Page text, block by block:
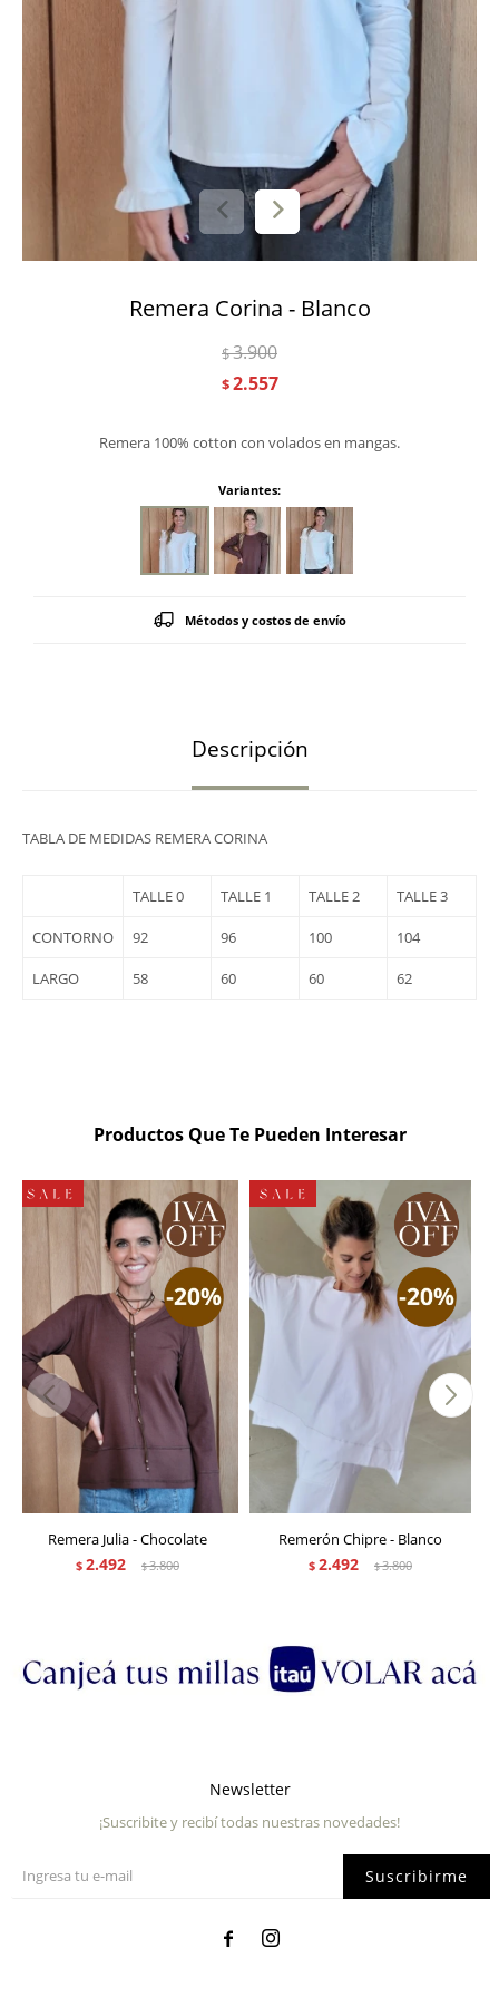
Remera Corina - Blanco
$2.557
$3.900
Remera 100% cotton con volados en mangas.
Variantes:
Métodos y costos de envío
Descripción
TABLA DE MEDIDAS REMERA CORINA
TALLE 0 TALLE 1 TALLE 2 TALLE 3
CONTORNO 92 96 100 104
LARGO 58 60 60 62
Productos Que Te Pueden Interesar
Remera Julia - Chocolate
$ 2.492 $3.800
Remerón Chipre - Blanco
$ 2.492 $3.800
Newsletter
¡Suscribite y recibí todas nuestras novedades!
Suscribirme
 